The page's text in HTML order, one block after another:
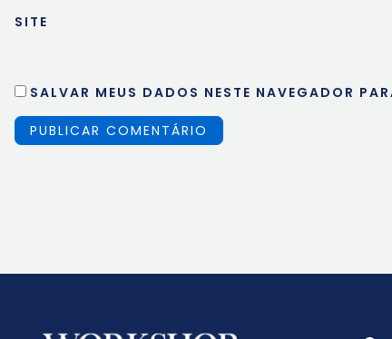
SITE
SALVAR MEUS DADOS NESTE NAVEGADOR